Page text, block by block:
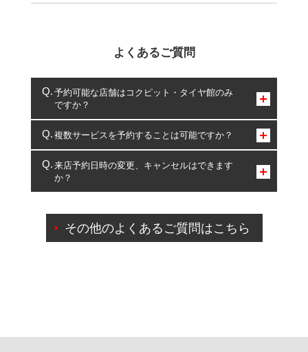
よくあるご質問
予約可能な店舗はコクピット・タイヤ館のみ
ですか？
コクピット・タイヤ館のみとなります。
複数サービスを予約することは可能ですか？
複数サービスのご予約は可能です。
一部の商品・サービスの組み合わせに限り、同時にご予約が
出来ないものもございます。
来店予約日時の変更、キャンセルはできます
か？
ご来店予約日の3営業日前を過ぎている場合のご予約
の日時変更につきましては、直接ご予約の店舗まで
その他のよくあるご質問はこちら